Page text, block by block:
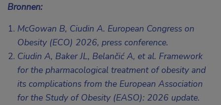
Bronnen:
McGowan B, Ciudin A. European Congress on
Obesity (ECO) 2026, press conference.
Ciudin A, Baker JL, Belančić A, et al. Framework
for the pharmacological treatment of obesity and
its complications from the European Association
for the Study of Obesity (EASO): 2026 update.